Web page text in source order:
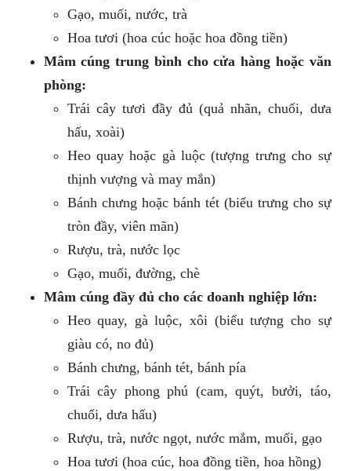
Gạo, muối, nước, trà
Hoa tươi (hoa cúc hoặc hoa đồng tiền)
Mâm cúng trung bình cho cửa hàng hoặc văn
phòng:
Trái cây tươi đầy đủ (quả nhãn, chuối, dưa
hấu, xoài)
Heo quay hoặc gà luộc (tượng trưng cho sự
thịnh vượng và may mắn)
Bánh chưng hoặc bánh tét (biểu trưng cho sự
tròn đầy, viên mãn)
Rượu, trà, nước lọc
Gạo, muối, đường, chè
Mâm cúng đầy đủ cho các doanh nghiệp lớn:
Heo quay, gà luộc, xôi (biểu tượng cho sự
giàu có, no đủ)
Bánh chưng, bánh tét, bánh pía
Trái cây phong phú (cam, quýt, bưởi, táo,
chuối, dưa hấu)
Rượu, trà, nước ngọt, nước mắm, muối, gạo
Hoa tươi (hoa cúc, hoa đồng tiền, hoa hồng)